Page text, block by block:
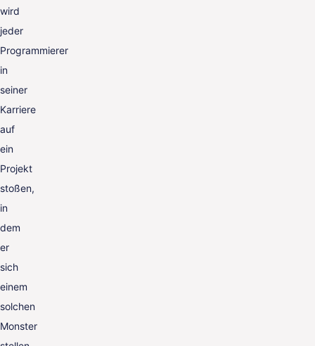
wird
jeder
Programmierer
in
seiner
Karriere
auf
ein
Projekt
stoßen,
in
dem
er
sich
einem
solchen
Monster